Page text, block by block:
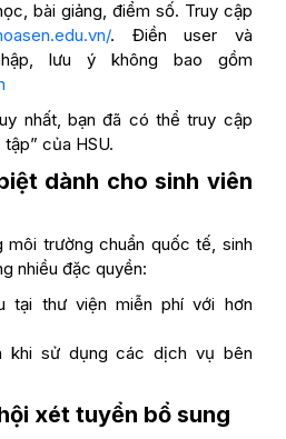
bài giảng, điểm số. Truy cập
. Điền user và
lưu ý không bao gồm
nhất, bạn đã có thể truy cập
của HSU.
dành cho sinh viên
trường chuẩn quốc tế, sinh
nhiều đặc quyền:
tại thư viện miễn phí với hơn
khi sử dụng các dịch vụ bên
xét tuyển bổ sung